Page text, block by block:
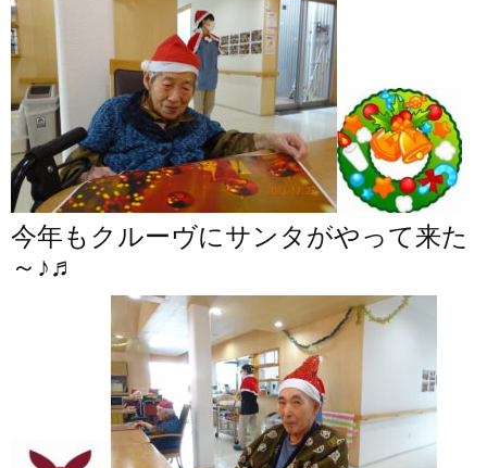
今年もクルーヴにサンタがやって来た
～♪♬